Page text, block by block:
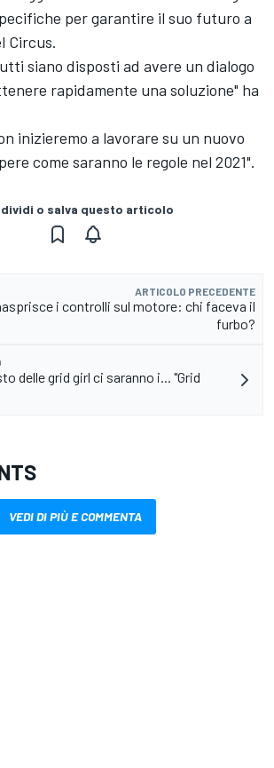
per garantire il suo futuro a
Circus.
siano disposti ad avere un dialogo
rapidamente una soluzione" ha
inizieremo a lavorare su un nuovo
come saranno le regole nel 2021".
o salva questo articolo
ARTICOLO PRECEDENTE
i controlli sul motore: chi faceva il
furbo?
delle grid girl ci saranno i... "Grid
VEDI DI PIÙ E COMMENTA